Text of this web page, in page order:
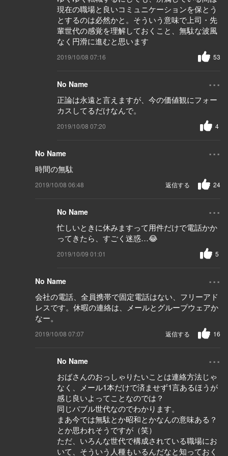
現在の職場と良いコミュニケーションを保とう
とするのは必然かと。そういう意味で上司・先
輩世代の感覚を理解しておくこと、無駄な波風
なく円滑に進むと思います
2019/10/08 07:16 53
No Name ...
正論は永遠と言えますが、今の価値観にフォー
カスしてるだけなんで。
2019/10/08 07:20 4
No Name ...
時間の無駄
2019/10/08 06:48 24
返信する
No Name ...
忙しいときに休みますって用件だけで電話かか
ってきたら、すごく迷惑…😂
2019/10/09 01:01 5
No Name ...
会社の電話、全員携帯で固定電話はない、フリーアド
レスです。休暇の連絡は、メールとグループウェアか
なー。
2019/10/08 07:07 16
返信する
No Name ...
おばさんのおっしゃりたいことは連絡方法じゃ
なく、メール1本だけで済ませず1言あるほうが
感じ良いよってことなのでは？
同じバブル世代なのでわかります。
まあ今では無駄とか昭和とかなんの意味ある？
とか思われそうですが（笑）
ただ、いろんな世代で構成されている職場にお
いて、そういう人種もいるんだなと知っておく